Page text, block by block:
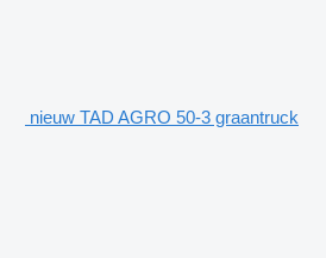
nieuw TAD AGRO 50-3 graantruck